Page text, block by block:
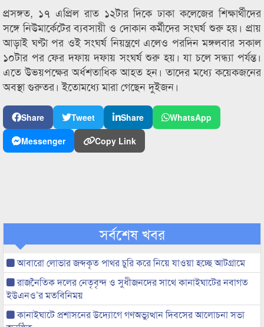
প্রসঙ্গত, ১৭ এপ্রিল রাত ১২টার দিকে ঢাকা কলেজের শিক্ষার্থীদের
সঙ্গে নিউমার্কেটের ব্যবসায়ী ও দোকান কর্মীদের সংঘর্ষ শুরু হয়। প্রায়
আড়াই ঘণ্টা পর ওই সংঘর্ষ নিয়ন্ত্রণে এলেও পরদিন মঙ্গলবার সকাল
১০টার পর ফের দফায় দফায় সংঘর্ষ শুরু হয়। যা চলে সন্ধ্যা পর্যন্ত।
এতে উভয়পক্ষের অর্ধশতাধিক আহত হন। তাদের মধ্যে কয়েকজনের
অবস্থা গুরুতর। ইতোমধ্যে মারা গেছেন দুইজন।
Share Tweet Share
WhatsApp
Messenger
Copy Link
সর্বশেষ খবর
আবারো লোভার জব্দকৃত পাথর চুরি করে নিয়ে যাওয়া হচ্ছে আটগ্রামে
রাজনৈতিক দলের নেতৃবৃন্দ ও সুধীজনদের সাথে কানাইঘাটের নবাগত
ইউএনও’র মতবিনিময়
কানাইঘাটে প্রশাসনের উদ্যোগে গণঅভ্যুত্থান দিবসের আলোচনা সভা